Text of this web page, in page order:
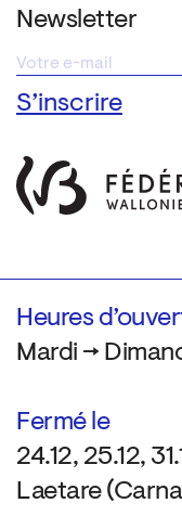
Newsletter
Heures
Mardi →
Fermé le
24.12, 25.12,
Laetare